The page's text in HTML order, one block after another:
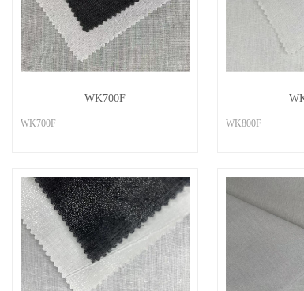
WK700F
WK700F WK800F